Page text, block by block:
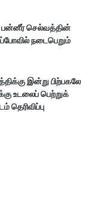
பன்னீர் செல்வத்தின்
நடைபெறும்
இன்று பிற்பகலே
உடலைப் பெற்றுக்
தெரிவிப்பு